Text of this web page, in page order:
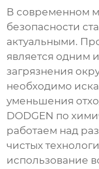
В современном
безопасности
актуальными.
является одним
загрязнения
необходимо
уменьшения
DODGEN по
работаем над
чистых
использование